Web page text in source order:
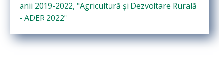
anii 2019-2022, "Agricultură şi Dezvoltare Rurală
- ADER 2022"